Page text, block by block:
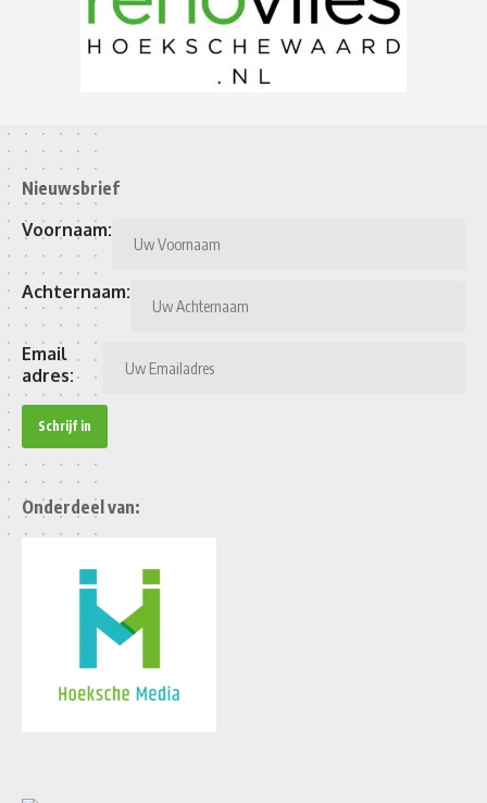
Nieuwsbrief
Voornaam:
Achternaam:
Email
adres:
Onderdeel van: